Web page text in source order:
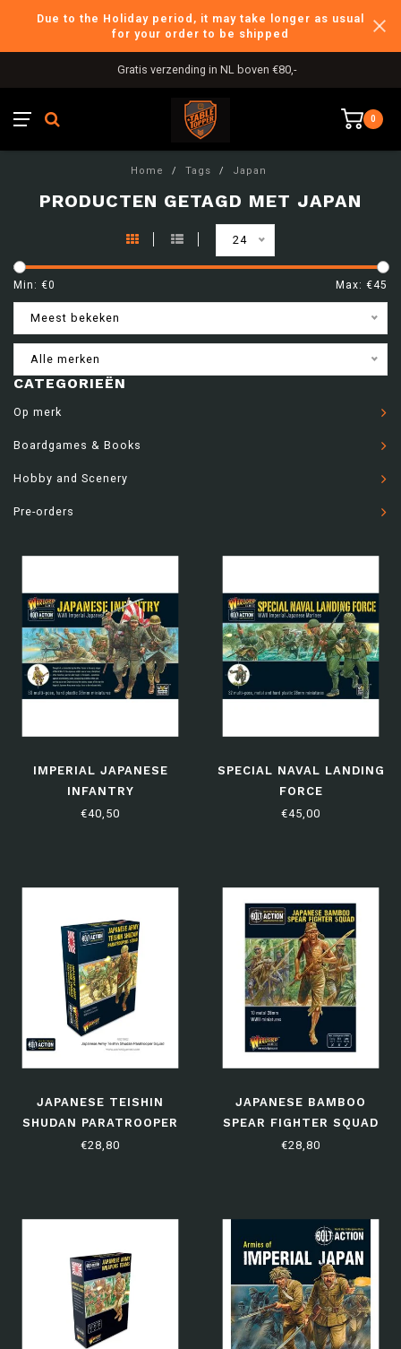
Due to the Holiday period, it may take longer as usual
for your order to be shipped
Gratis verzending in NL boven €80,-
0
Home / Tags / Japan
PRODUCTEN GETAGD MET JAPAN
24
Min: €0 Max: €45
Meest bekeken
Alle merken
CATEGORIEËN
Op merk
Boardgames & Books
Hobby and Scenery
Pre-orders
IMPERIAL JAPANESE
INFANTRY
€40,50
SPECIAL NAVAL LANDING
FORCE
€45,00
JAPANESE TEISHIN
SHUDAN PARATROOPER
SQUAD
€28,80
JAPANESE BAMBOO
SPEAR FIGHTER SQUAD
€28,80